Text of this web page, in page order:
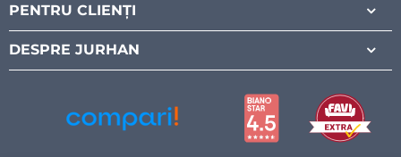
PENTRU CLIENȚI
DESPRE JURHAN